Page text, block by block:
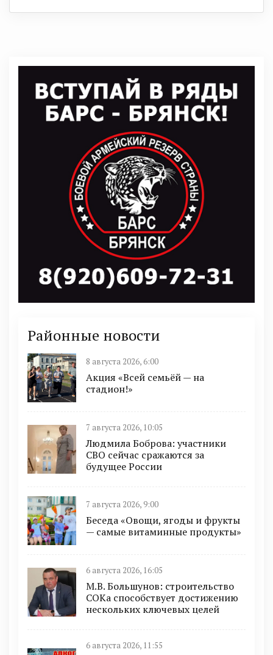
Районные новости
8 августа 2026, 6:00
Акция «Всей семьёй — на
стадион!»
7 августа 2026, 10:05
Людмила Боброва: участники
СВО сейчас сражаются за
будущее России
7 августа 2026, 9:00
Беседа «Овощи, ягоды и фрукты
— самые витаминные продукты»
6 августа 2026, 16:05
М.В. Большунов: строительство
СОКа способствует достижению
нескольких ключевых целей
6 августа 2026, 11:55